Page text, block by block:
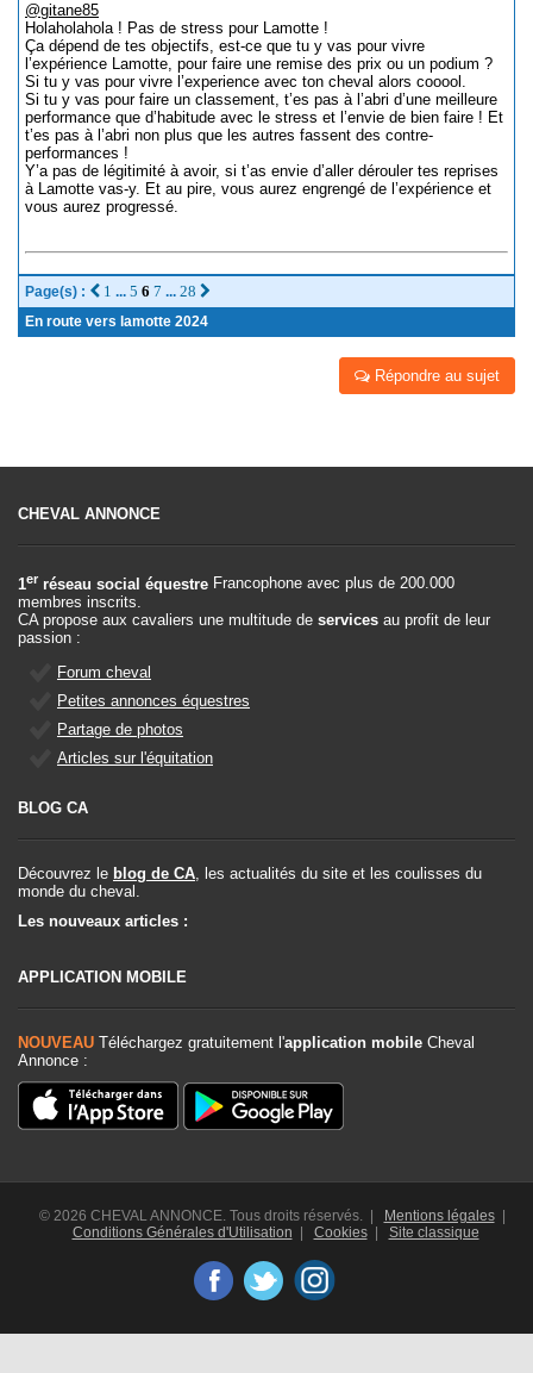
@gitane85
Holaholahola ! Pas de stress pour Lamotte !
Ça dépend de tes objectifs, est-ce que tu y vas pour vivre
l’expérience Lamotte, pour faire une remise des prix ou un podium ?
Si tu y vas pour vivre l’experience avec ton cheval alors cooool.
Si tu y vas pour faire un classement, t’es pas à l’abri d’une meilleure
performance que d’habitude avec le stress et l’envie de bien faire ! Et
t’es pas à l’abri non plus que les autres fassent des contre-
performances !
Y’a pas de légitimité à avoir, si t’as envie d’aller dérouler tes reprises
à Lamotte vas-y. Et au pire, vous aurez engrengé de l’expérience et
vous aurez progressé.
Page(s) : 1 ... 5 6 7 ... 28
En route vers lamotte 2024
Répondre au sujet
CHEVAL ANNONCE
1er réseau social équestre Francophone avec plus de 200.000
membres inscrits.
CA propose aux cavaliers une multitude de services au profit de leur
passion :
Forum cheval
Petites annonces équestres
Partage de photos
Articles sur l'équitation
BLOG CA
Découvrez le blog de CA , les actualités du site et les coulisses du
monde du cheval.
Les nouveaux articles :
APPLICATION MOBILE
NOUVEAU Téléchargez gratuitement l'application mobile Cheval
Annonce :
© 2026 CHEVAL ANNONCE. Tous droits réservés. | Mentions légales|
Conditions Générales d'Utilisation | Cookies| Site classique